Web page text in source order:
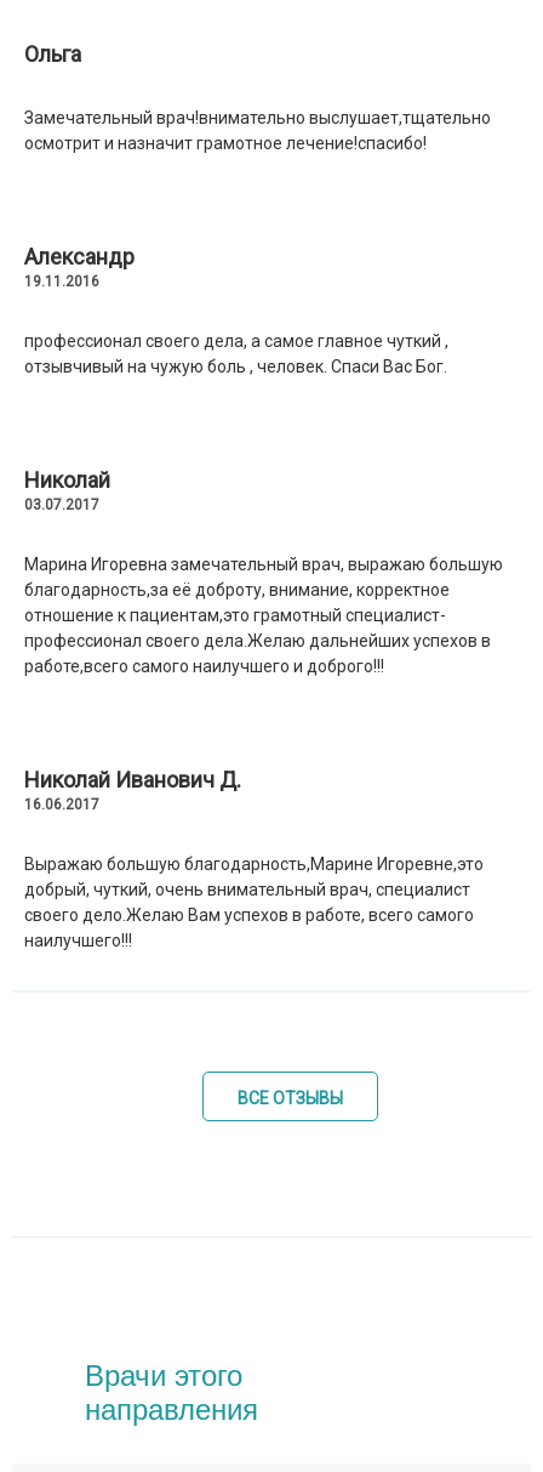
Ольга
Замечательный врач!внимательно выслушает,тщательно
осмотрит и назначит грамотное лечение!спасибо!
Александр
19.11.2016
профессионал своего дела, а самое главное чуткий ,
отзывчивый на чужую боль , человек. Спаси Вас Бог.
Николай
03.07.2017
Марина Игоревна замечательный врач, выражаю большую
благодарность,за её доброту, внимание, корректное
отношение к пациентам,это грамотный специалист-
профессионал своего дела.Желаю дальнейших успехов в
работе,всего самого наилучшего и доброго!!!
Николай Иванович Д.
16.06.2017
Выражаю большую благодарность,Марине Игоревне,это
добрый, чуткий, очень внимательный врач, специалист
своего дело.Желаю Вам успехов в работе, всего самого
наилучшего!!!
ВСЕ ОТЗЫВЫ
Врачи этого
направления